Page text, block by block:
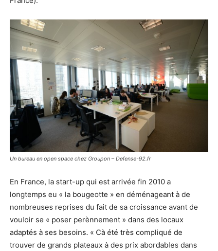
Un bureau en open space chez Groupon – Defense-92.fr
En France, la start-up qui est arrivée fin 2010 a
longtemps eu « la bougeotte » en déménageant à de
nombreuses reprises du fait de sa croissance avant de
vouloir se « poser perènnement » dans des locaux
adaptés à ses besoins. « Cà été très compliqué de
trouver de grands plateaux à des prix abordables dans